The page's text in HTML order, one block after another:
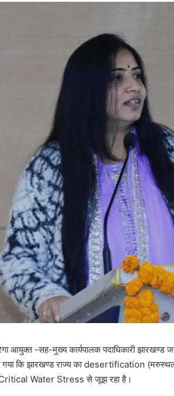
आयुक्त -सह-मुख्य कार्यपालक पदाधिकारी झारखण्ड
गया कि झारखण्ड राज्य का desertification
Water Stress से जूझ रहा है।